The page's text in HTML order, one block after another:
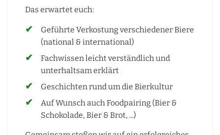
Das erwartet euch:
Geführte Verkostung verschiedener Biere
(national & international)
Fachwissen leicht verständlich und
unterhaltsam erklärt
Geschichten rund um die Bierkultur
Auf Wunsch auch Foodpairing (Bier &
Schokolade, Bier & Brot, ...)